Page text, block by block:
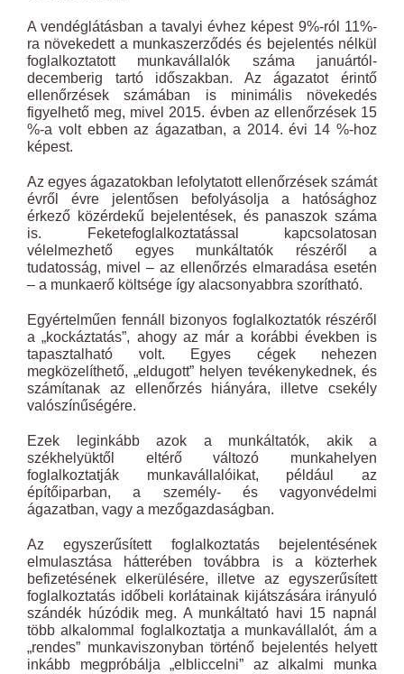
A vendéglátásban a tavalyi évhez képest 9%-ról 11%-
ra növekedett a munkaszerződés és bejelentés nélkül
foglalkoztatott munkavállalók száma januártól-
decemberig tartó időszakban. Az ágazatot érintő
ellenőrzések számában is minimális növekedés
figyelhető meg, mivel 2015. évben az ellenőrzések 15
%-a volt ebben az ágazatban, a 2014. évi 14 %-hoz
képest.
Az egyes ágazatokban lefolytatott ellenőrzések számát
évről évre jelentősen befolyásolja a hatósághoz
érkező közérdekű bejelentések, és panaszok száma
is. Feketefoglalkoztatással kapcsolatosan
vélelmezhető egyes munkáltatók részéről a
tudatosság, mivel – az ellenőrzés elmaradása esetén
– a munkaerő költsége így alacsonyabbra szorítható.
Egyértelműen fennáll bizonyos foglalkoztatók részéről
a „kockáztatás”, ahogy az már a korábbi években is
tapasztalható volt. Egyes cégek nehezen
megközelíthető, „eldugott” helyen tevékenykednek, és
számítanak az ellenőrzés hiányára, illetve csekély
valószínűségére.
Ezek leginkább azok a munkáltatók, akik a
székhelyüktől eltérő változó munkahelyen
foglalkoztatják munkavállalóikat, például az
építőiparban, a személy- és vagyonvédelmi
ágazatban, vagy a mezőgazdaságban.
Az egyszerűsített foglalkoztatás bejelentésének
elmulasztása hátterében továbbra is a közterhek
befizetésének elkerülésére, illetve az egyszerűsített
foglalkoztatás időbeli korlátainak kijátszására irányuló
szándék húzódik meg. A munkáltató havi 15 napnál
több alkalommal foglalkoztatja a munkavállalót, ám a
„rendes” munkaviszonyban történő bejelentés helyett
inkább megpróbálja „elbliccelni” az alkalmi munka